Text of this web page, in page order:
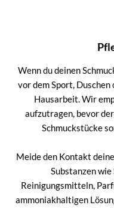
Wenn du deinen
vor dem Sport,
Hausarbeit. Wir
aufzutragen, bevor
Schmuckstücke
Meide den Kontakt
Substanzen
Reinigungsmitteln,
ammoniakhaltigen